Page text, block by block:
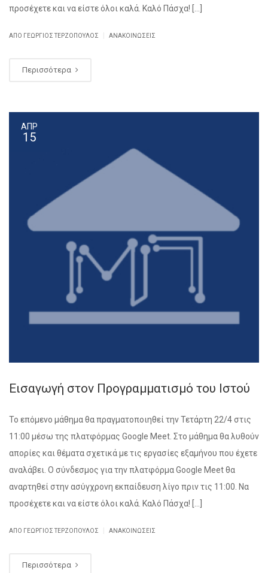
προσέχετε και να είστε όλοι καλά. Καλό Πάσχα! […]
ΑΠΌ ΓΕΏΡΓΙΟΣ ΤΕΡΖΌΠΟΥΛΟΣ ΑΝΑΚΟΙΝΏΣΕΙΣ
Περισσότερα
ΑΠΡ
15
Εισαγωγή στον Προγραμματισμό του Ιστού
Το επόμενο μάθημα θα πραγματοποιηθεί την Τετάρτη 22/4 στις
11:00 μέσω της πλατφόρμας Google Meet. Στο μάθημα θα λυθούν
απορίες και θέματα σχετικά με τις εργασίες εξαμήνου που έχετε
αναλάβει. Ο σύνδεσμος για την πλατφόρμα Google Meet θα
αναρτηθεί στην ασύγχρονη εκπαίδευση λίγο πριν τις 11:00. Να
προσέχετε και να είστε όλοι καλά. Καλό Πάσχα! […]
ΑΠΌ ΓΕΏΡΓΙΟΣ ΤΕΡΖΌΠΟΥΛΟΣ ΑΝΑΚΟΙΝΏΣΕΙΣ
Περισσότερα